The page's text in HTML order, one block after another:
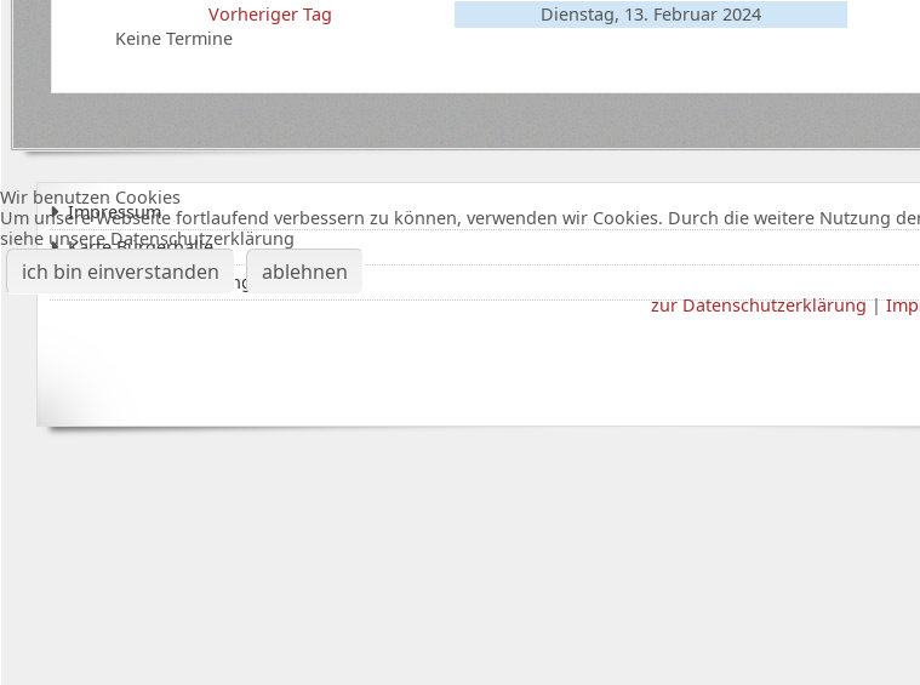
Vorheriger Tag
Dienstag, 13. Februar 2024
Keine Termine
Impressum
Karte Bürgerhalle
Datenschutzerklärung
Wir benutzen Cookies
Um unsere Webseite fortlaufend verbessern zu können, verwenden wir Cookies. Durch die weitere Nutzung
siehe unsere Datenschutzerklärung
ich bin einverstanden ablehnen
zur Datenschutzerklärung|